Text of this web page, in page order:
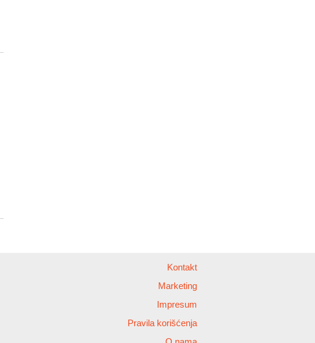
Kontakt
Marketing
Impresum
Pravila korišćenja